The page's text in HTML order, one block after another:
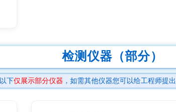
检测仪器（部分）
以下仅展示部分仪器 ，如需其他仪器您可以给工程师提